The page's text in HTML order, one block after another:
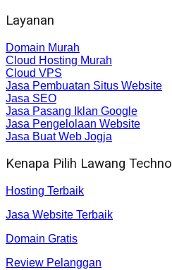
Layanan
Domain Murah
Cloud Hosting Murah
Cloud VPS
Jasa Pembuatan Situs Website
Jasa SEO
Jasa Pasang Iklan Google
Jasa Pengelolaan Website
Jasa Buat Web Jogja
Kenapa Pilih Lawang Techno
Hosting Terbaik
Jasa Website Terbaik
Domain Gratis
Review Pelanggan